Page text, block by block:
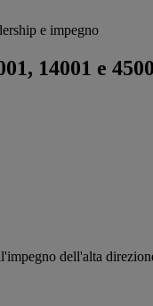
e impegno
14001 e
dell'alta